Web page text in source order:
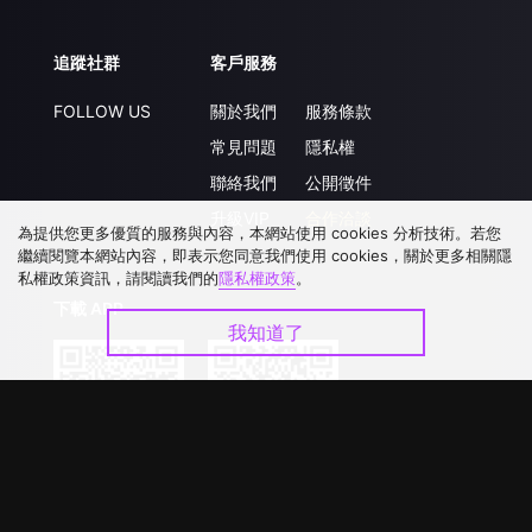
追蹤社群
FOLLOW US
客戶服務
關於我們
常見問題
聯絡我們
服務條款
隱私權
公開徵件
下載 APP
為提供您更多優質的服務與內容，本網站使用 cookies 分析技術。若您
繼續閱覽本網站內容，即表示您同意我們使用 cookies，關於更多相關隱
私權政策資訊，請閱讀我們的隱私權政策。
我知道了